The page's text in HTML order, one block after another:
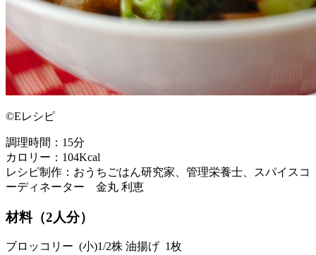
©Eレシピ
調理時間：15分
カロリー：104Kcal
レシピ制作：おうちごはん研究家、管理栄養士、スパイスコ
ーディネーター 金丸 利恵
材料（2人分）
ブロッコリー (小)1/2株 油揚げ 1枚